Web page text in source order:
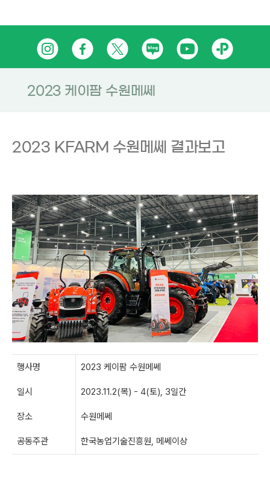
인
스
타
램
페
이
스
트
위
터
네
이
버
로
유
튜
카
카
플
친
구
2023 케이팜 수원메쎄
2023 KFARM 수원메쎄 결과보고
행사명 2023 케이팜 수원메쎄
일시 2023.11.2(목) - 4(토), 3일간
장소 수원메쎄
공동주관 한국농업기술진흥원, 메쎄이상